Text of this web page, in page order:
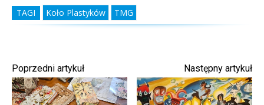
TAGI Koło Plastyków TMG
Poprzedni artykuł Następny artykuł